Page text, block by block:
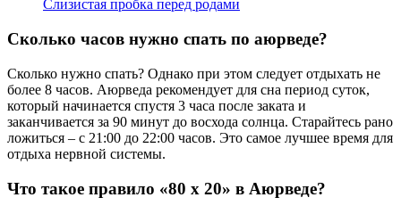
Слизистая пробка перед родами
Сколько часов нужно спать по аюрведе?
Сколько нужно спать? Однако при этом следует отдыхать не
более 8 часов. Аюрведа рекомендует для сна период суток,
который начинается спустя 3 часа после заката и
заканчивается за 90 минут до восхода солнца. Старайтесь рано
ложиться – с 21:00 до 22:00 часов. Это самое лучшее время для
отдыха нервной системы.
Что такое правило «80 х 20» в Аюрведе?